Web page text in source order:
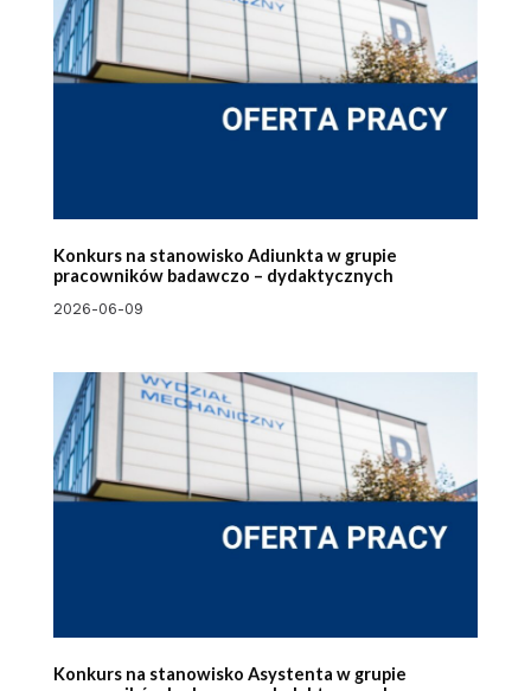
Konkurs na stanowisko Adiunkta w grupie
pracowników badawczo – dydaktycznych
2026-06-09
Konkurs na stanowisko Asystenta w grupie